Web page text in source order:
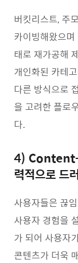
버킷리스트, 주
카이빙해왔으
태로 재가공해
개인화된 카테
다른 방식으로
을 고려한 플로
다.
4) Content-
력적으로 드
사용자들은 끊
사용자 경험을
가 되어 사용자
콘텐츠가 더욱